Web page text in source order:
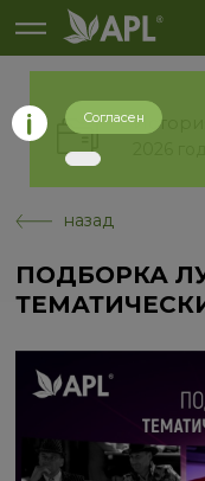
История
назад
ПОДБОРКА
Согласен